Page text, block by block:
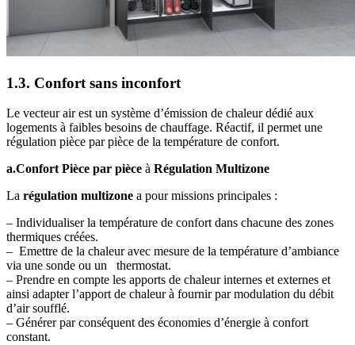
1.3. Confort sans inconfort
Le vecteur air est un système d’émission de chaleur dédié aux
logements à faibles besoins de chauffage. Réactif, il permet une
régulation pièce par pièce de la température de confort.
a.Confort Pièce par pièce à Régulation Multizone
La régulation multizone a pour missions principales :
– Individualiser la température de confort dans chacune des zones
thermiques créées.
– Emettre de la chaleur avec mesure de la température d’ambiance
via une sonde ou un thermostat.
– Prendre en compte les apports de chaleur internes et externes et
ainsi adapter l’apport de chaleur à fournir par modulation du débit
d’air soufflé.
– Générer par conséquent des économies d’énergie à confort
constant.